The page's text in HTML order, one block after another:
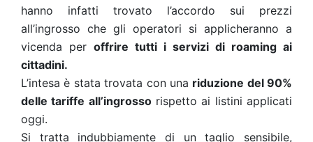
hanno infatti trovato l’accordo sui prezzi
all’ingrosso che gli operatori si applicheranno a
vicenda per offrire tutti i servizi di roaming ai
cittadini.
L’intesa è stata trovata con una riduzione del 90%
delle tariffe all’ingrossorispetto ai listini applicati
oggi.
Si tratta indubbiamente di un taglio sensibile,